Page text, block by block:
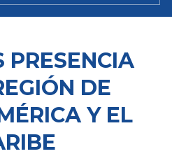
PRESENCIA
DE
Y EL